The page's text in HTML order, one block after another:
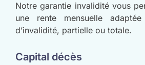
Notre garantie invalidité vous
une rente mensuelle
d’invalidité, partielle ou totale.
Capital décès